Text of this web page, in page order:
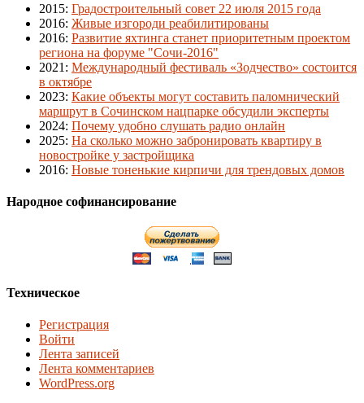
2015: Градостроительный совет 22 июля 2015 года
2016: Живые изгороди реабилитированы
2016: Развитие яхтинга станет приоритетным проектом
региона на форуме "Сочи-2016"
2021 : Международный фестиваль «Зодчество» состоится
в октябре
2023: Какие объекты могут составить паломнический
маршрут в Сочинском нацпарке обсудили эксперты
2024: Почему удобно слушать радио онлайн
2025: На сколько можно забронировать квартиру в
новостройке у застройщика
2016: Новые тоненькие кирпичи для трендовых домов
Народное софинансирование
Техническое
Регистрация
Войти
Лента записей
Лента комментариев
WordPress.org